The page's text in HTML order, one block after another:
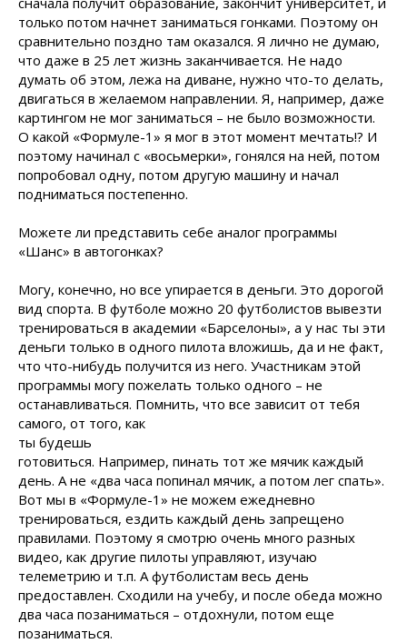
только потом начнет заниматься гонками. Поэтому он
сравнительно поздно там оказался. Я лично не думаю,
что даже в 25 лет жизнь заканчивается. Не надо
думать об этом, лежа на диване, нужно что-то делать,
двигаться в желаемом направлении. Я, например, даже
картингом не мог заниматься – не было возможности.
О какой «Формуле-1» я мог в этот момент мечтать!? И
поэтому начинал с «восьмерки», гонялся на ней, потом
попробовал одну, потом другую машину и начал
подниматься постепенно.
Можете ли представить себе аналог программы
«Шанс» в автогонках?
Могу, конечно, но все упирается в деньги. Это дорогой
вид спорта. В футболе можно 20 футболистов вывезти
тренироваться в академии «Барселоны», а у нас ты эти
деньги только в одного пилота вложишь, да и не факт,
что что-нибудь получится из него. Участникам этой
программы могу пожелать только одного – не
останавливаться. Помнить, что все зависит от тебя
самого, от того, как
ты будешь
готовиться. Например, пинать тот же мячик каждый
день. А не «два часа попинал мячик, а потом лег спать».
Вот мы в «Формуле-1» не можем ежедневно
тренироваться, ездить каждый день запрещено
правилами. Поэтому я смотрю очень много разных
видео, как другие пилоты управляют, изучаю
телеметрию и т.п. А футболистам весь день
предоставлен. Сходили на учебу, и после обеда можно
два часа позаниматься – отдохнули, потом еще
позаниматься.